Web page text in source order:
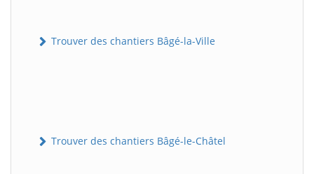
Trouver des chantiers Bâgé-la-Ville
Trouver des chantiers Bâgé-le-Châtel